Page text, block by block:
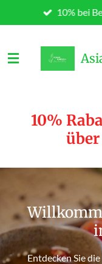
Hauptinhalt
10% bei
10%
Entdecken Sie